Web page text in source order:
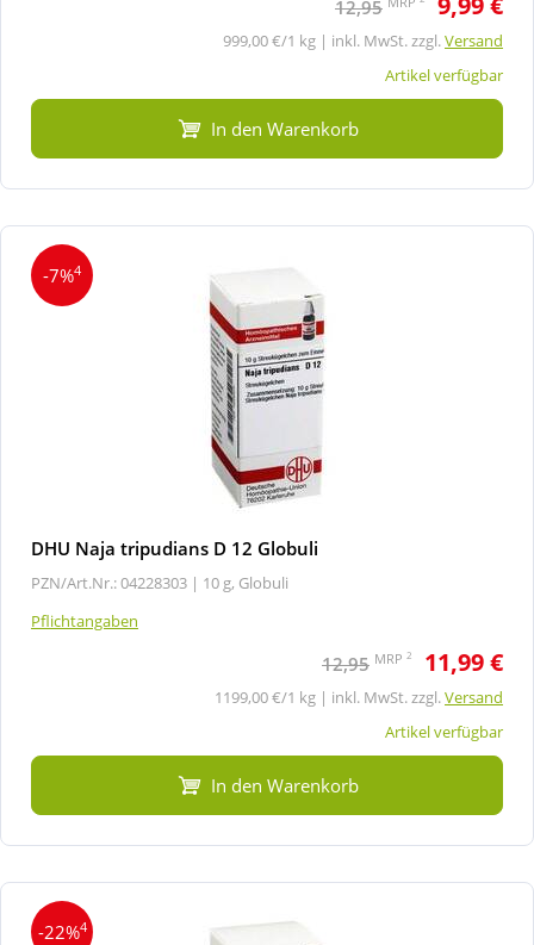
12,95
999,00 €/1 kg | inkl. MwSt. zzgl.Versand
Artikel verfügbar
In den Warenkorb
-7%4
DHU Naja tripudians D 12 Globuli
PZN/Art.Nr.: 04228303 | 10 g, Globuli
Pflichtangaben
12,95 MRP 2 11,99 €
1199,00 €/1 kg | inkl. MwSt. zzgl.Versand
Artikel verfügbar
In den Warenkorb
-22%4